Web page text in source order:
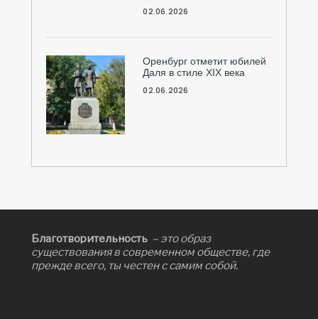
02.06.2026
Оренбург отметит юбилей
Даля в стиле XIX века
02.06.2026
Благотворительность – это образ
существования в современном обществе, где
прежде всего, ты честен с самим собой.